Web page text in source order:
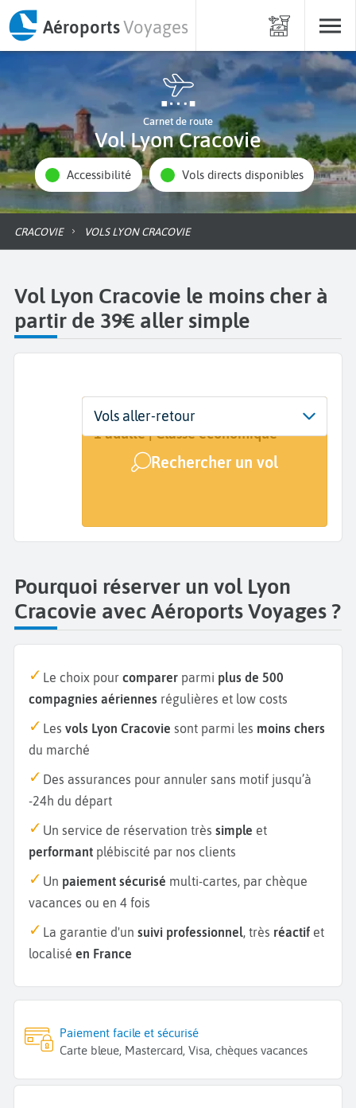
AéroportsVoyages
Carnet de route
Vol Lyon Cracovie
Accessibilité Vols directs disponibles
CRACOVIE VOLS LYON CRACOVIE
Vol Lyon Cracovie le moins cher à
partir de 39€ aller simple
Départ
Lyon (LYS)
Dates
Dates de votre voyage
Voyageurs | Classe
1 adulte | Classe économique
Rechercher un vol
Vols aller-retour
Pourquoi réserver un vol Lyon
Cracovie avec Aéroports Voyages ?
Le choix pour comparer parmi plus de 500
compagnies aériennes régulières et low costs
Les vols Lyon Cracovie sont parmi les moins chers
du marché
Des assurances pour annuler sans motif jusqu’à
-24h du départ
Un service de réservation très simple et
performant plébiscité par nos clients
Un paiement sécurisé multi-cartes, par chèque
vacances ou en 4 fois
La garantie d'un suivi professionnel, très réactif et
localisé en France
Paiement facile et sécurisé
Carte bleue, Mastercard, Visa, chèques vacances